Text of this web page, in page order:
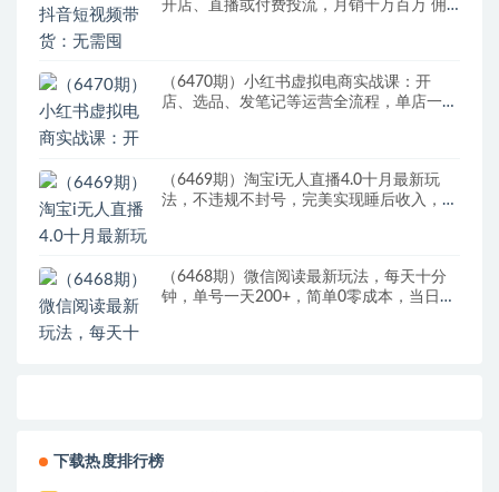
开店、直播或付费投流，月销十万百万 佣
（6470期）小红书虚拟电商实战课：开
店、选品、发笔记等运营全流程，单店一天
（6469期）淘宝i无人直播4.0十月最新玩
法，不违规不封号，完美实现睡后收入，日
（6468期）微信阅读最新玩法，每天十分
钟，单号一天200+，简单0零成本，当日提
下载热度排行榜